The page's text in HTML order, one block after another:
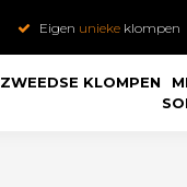
Eigen unieke klompen
ZWEEDSE KLOMPEN